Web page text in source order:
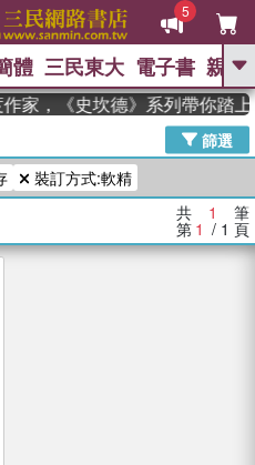
5
GO
The Odyssey 、
節 、 如果歷史是一群喵 、 國際
獎 臺灣漫遊錄 、 方念華
登輝時代 、 數學女孩：黎曼猜想
體 三民東大 電子書 親子
家，《史坎德》系列帶你踏上
篩選
裝訂方式:軟精
共 1 筆
第 1 / 1 頁